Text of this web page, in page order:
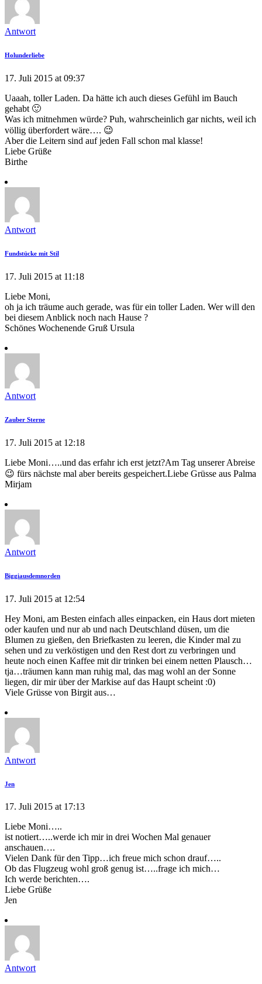
Antwort
Holunderliebe
17. Juli 2015 at 09:37
Uaaah, toller Laden. Da hätte ich auch dieses Gefühl im Bauch
gehabt 🙂
Was ich mitnehmen würde? Puh, wahrscheinlich gar nichts, weil ich
völlig überfordert wäre…. 😉
Aber die Leitern sind auf jeden Fall schon mal klasse!
Liebe Grüße
Birthe
Antwort
Fundstücke mit Stil
17. Juli 2015 at 11:18
Liebe Moni,
oh ja ich träume auch gerade, was für ein toller Laden. Wer will den
bei diesem Anblick noch nach Hause ?
Schönes Wochenende Gruß Ursula
Antwort
Zauber Sterne
17. Juli 2015 at 12:18
Liebe Moni…..und das erfahr ich erst jetzt?Am Tag unserer Abreise
😉 fürs nächste mal aber bereits gespeichert.Liebe Grüsse aus Palma
Mirjam
Antwort
Biggiausdemnorden
17. Juli 2015 at 12:54
Hey Moni, am Besten einfach alles einpacken, ein Haus dort mieten
oder kaufen und nur ab und nach Deutschland düsen, um die
Blumen zu gießen, den Briefkasten zu leeren, die Kinder mal zu
sehen und zu verköstigen und den Rest dort zu verbringen und
heute noch einen Kaffee mit dir trinken bei einem netten Plausch…
tja…träumen kann man ruhig mal, das mag wohl an der Sonne
liegen, dir mir über der Markise auf das Haupt scheint :0)
Viele Grüsse von Birgit aus…
Antwort
Jen
17. Juli 2015 at 17:13
Liebe Moni…..
ist notiert…..werde ich mir in drei Wochen Mal genauer
anschauen….
Vielen Dank für den Tipp…ich freue mich schon drauf…..
Ob das Flugzeug wohl groß genug ist…..frage ich mich…
Ich werde berichten….
Liebe Grüße
Jen
Antwort